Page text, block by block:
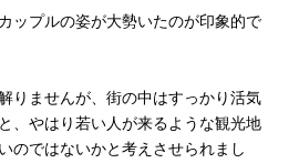
ップルの姿が大勢いたのが印象的で
りませんが、街の中はすっかり活気
、やはり若い人が来るような観光地
のではないかと考えさせられまし